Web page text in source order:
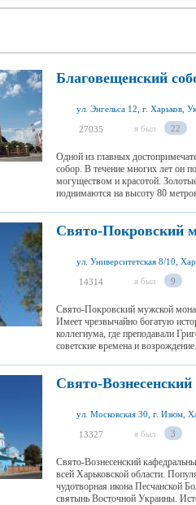
Благовещенский
ул. Энгельса 12, г. Харьков,
27035 я был 22
Одной из главных
собор. В течение многих лет он
могуществом и красотой.
поднимаются на высоту 80
Свято-Покровский
ул. Университетская 8/10,
14314 я был 9
Свято-Покровский мужской
Имеет чрезвычайно богатую
коллегиума, где преподавали
советские времена и
Свято-
ул. Московская 30, г. Изюм,
13327 я был 3
Свято-Вознесенский
всей Харьковской области.
чудотворная икона Песчанской
святынь Восточной Украины.